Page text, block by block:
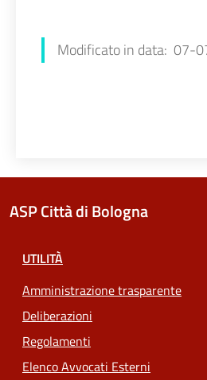
Modificato in data: 07-
ASP Città di Bologna
UTILITÀ
Amministrazione trasparente
Deliberazioni
Regolamenti
Elenco Avvocati Esterni